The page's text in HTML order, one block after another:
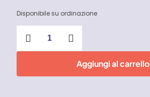
Disponibile su ordinazione
Awelco
Easymig
Aggiungi al carrello